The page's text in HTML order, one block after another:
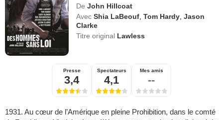
De John Hillcoat
Avec Shia LaBeouf ,Tom Hardy ,Jason
Clarke
Titre original Lawless
Presse
3,4
Spectateurs
4,1
Mes amis
--
1931. Au cœur de l’Amérique en pleine Prohibition, dans le comté